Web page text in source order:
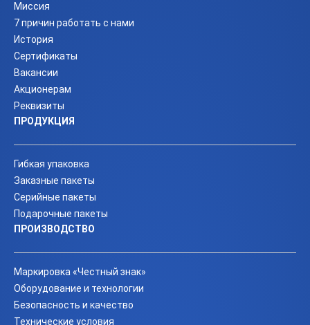
Миссия
7 причин работать с нами
История
Сертификаты
Вакансии
Акционерам
Реквизиты
ПРОДУКЦИЯ
Гибкая упаковка
Заказные пакеты
Серийные пакеты
Подарочные пакеты
ПРОИЗВОДСТВО
Маркировка «Честный знак»
Оборудование и технологии
Безопасность и качество
Технические условия